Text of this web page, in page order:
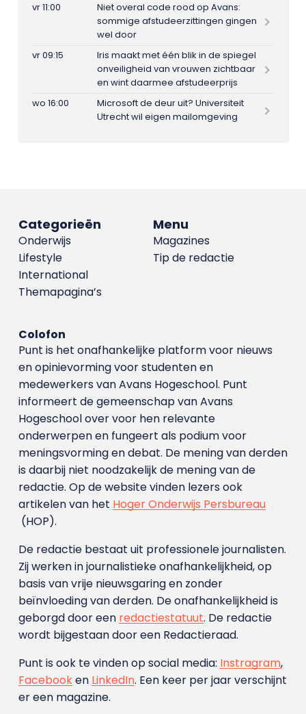
vr 11:00
Niet overal code rood op Avans:
sommige afstudeerzittingen gingen
wel door
vr 09:15
Iris maakt met één blik in de spiegel
onveiligheid van vrouwen zichtbaar
en wint daarmee afstudeerprijs
wo 16:00
Microsoft de deur uit? Universiteit
Utrecht wil eigen mailomgeving
Menu
Magazines
Tip de redactie
Categorieën
Onderwijs
Lifestyle
International
Themapagina’s
Colofon
Punt is het onafhankelijke platform voor nieuws
en opinievorming voor studenten en
medewerkers van Avans Hoge­school. Punt
informeert de gemeenschap van Avans
Hogeschool over voor hen relevante
onderwerpen en fungeert als podium voor
meningsvorming en debat. De mening van derden
is daarbij niet noodzakelijk de mening van de
redactie. Op de website vinden lezers ook
artikelen van het Hoger Onderwijs Persbureau
(HOP).
De redactie bestaat uit professionele journalisten.
Zij werken in journalistieke onafhankelijkheid, op
basis van vrije nieuwsgaring en zonder
beïnvloeding van derden. De onafhankelijkheid is
geborgd door een redactiestatuut. De redactie
wordt bijgestaan door een Redactieraad.
Punt is ook te vinden op social media: Instragram,
Facebooken LinkedIn. Een keer per jaar verschijnt
er een magazine.